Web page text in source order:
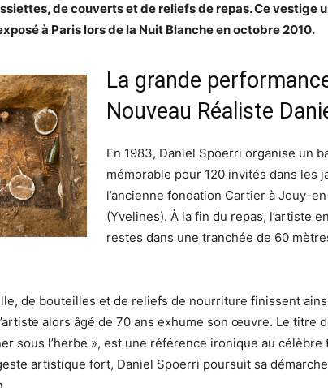
de couverts et de reliefs de repas. Ce vestige
à Paris lors de la Nuit Blanche en octobre 2010.
La grande
Nouveau Réaliste
En 1983, Daniel Spoerri organise un
mémorable pour 120 invités dans les
l’ancienne fondation Cartier à Jouy-
(Yvelines). À la fin du repas, l’artiste
restes dans une tranchée de 60
de bouteilles et de reliefs de nourriture finissent
alors âgé de 70 ans exhume son œuvre. Le titre
sous l’herbe », est une référence ironique au célèbre
artistique fort, Daniel Spoerri poursuit sa